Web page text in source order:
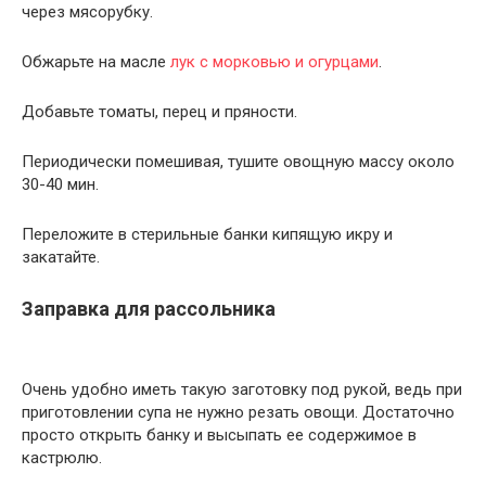
через мясорубку.
Обжарьте на масле лук с морковью и огурцами.
Добавьте томаты, перец и пряности.
Периодически помешивая, тушите овощную массу около
30-40 мин.
Переложите в стерильные банки кипящую икру и
закатайте.
Заправка для рассольника
Очень удобно иметь такую заготовку под рукой, ведь при
приготовлении супа не нужно резать овощи. Достаточно
просто открыть банку и высыпать ее содержимое в
кастрюлю.